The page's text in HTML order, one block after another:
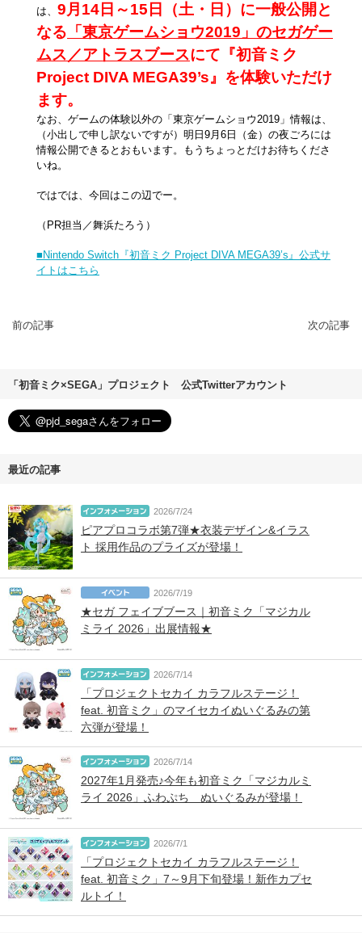
は、 9月14日～15日（土・日）に一般公開と
なる 「東京ゲームショウ2019」のセガゲー
ムス／アトラスブースにて『初音ミク
Project DIVA MEGA39’s』を体験いただけ
ます。
なお、ゲームの体験以外の「東京ゲームショウ2019」情報は、
（小出しで申し訳ないですが）明日9月6日（金）の夜ごろには
情報公開できるとおもいます。もうちょっとだけお待ちくださ
いね。
ではでは、今回はこの辺でー。
（PR担当／舞浜たろう）
■Nintendo Switch『初音ミク Project DIVA MEGA39’s』公式サ
イトはこちら
前の記事 次の記事
「初音ミク×SEGA」プロジェクト 公式Twitterアカウント
最近の記事
2026/7/24
ピアプロコラボ第7弾★衣装デザイン&イラス
ト 採用作品のプライズが登場！
2026/7/19
★セガ フェイブブース｜初音ミク「マジカル
ミライ 2026」出展情報★
2026/7/14
「プロジェクトセカイ カラフルステージ！
feat. 初音ミク」のマイセカイぬいぐるみの第
六弾が登場！
2026/7/14
2027年1月発売♪今年も初音ミク「マジカルミ
ライ 2026」ふわぷち ぬいぐるみが登場！
2026/7/1
「プロジェクトセカイ カラフルステージ！
feat. 初音ミク」7～9月下旬登場！新作カプセ
ルトイ！